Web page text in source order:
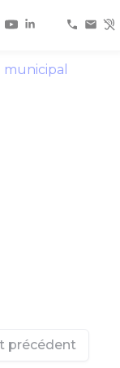
municipal
précédent